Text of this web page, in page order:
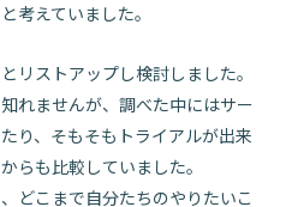
考えていました。
リストアップし検討しました。
れませんが、調べた中にはサー
り、そもそもトライアルが出来
らも比較していました。
どこまで自分たちのやりたいこ